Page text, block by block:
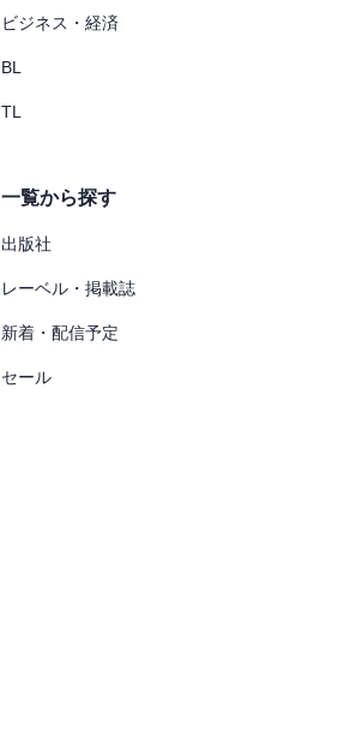
ビジネス・経済
BL
TL
一覧から探す
出版社
レーベル・掲載誌
新着・配信予定
セール